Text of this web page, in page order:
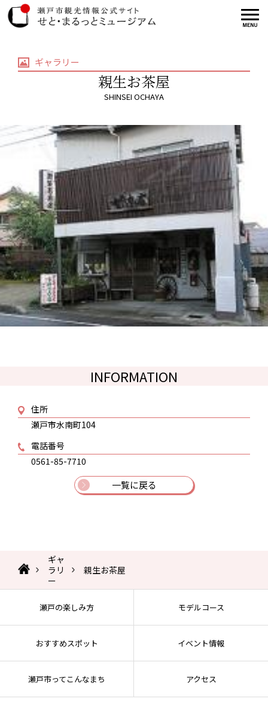
ギャラリー
親生お茶屋
SHINSEI OCHAYA
INFORMATION
住所
瀬戸市水南町104
電話番号
0561-85-7710
一覧に戻る
ギャ
ラリ
ー
親生お茶屋
瀬戸の楽しみ方 モデルコース
おすすめスポット イベント情報
瀬戸市ってこんなまち アクセス